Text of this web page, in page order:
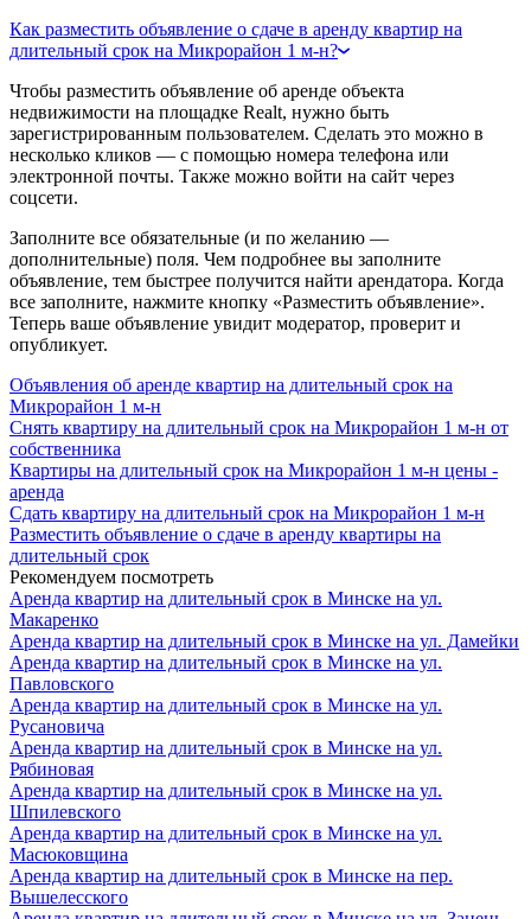
Как разместить объявление о сдаче в аренду квартир на
длительный срок на Микрорайон 1 м-н?
Чтобы разместить объявление об аренде объекта
недвижимости на площадке Realt, нужно быть
зарегистрированным пользователем. Сделать это можно в
несколько кликов — с помощью номера телефона или
электронной почты. Также можно войти на сайт через
соцсети.
Заполните все обязательные (и по желанию —
дополнительные) поля. Чем подробнее вы заполните
объявление, тем быстрее получится найти арендатора. Когда
все заполните, нажмите кнопку «Разместить объявление».
Теперь ваше объявление увидит модератор, проверит и
опубликует.
Объявления об аренде квартир на длительный срок на
Микрорайон 1 м-н
Снять квартиру на длительный срок на Микрорайон 1 м-н от
собственника
Квартиры на длительный срок на Микрорайон 1 м-н цены -
аренда
Сдать квартиру на длительный срок на Микрорайон 1 м-н
Разместить объявление о сдаче в аренду квартиры на
длительный срок
Рекомендуем посмотреть
Аренда квартир на длительный срок в Минске на ул.
Макаренко
Аренда квартир на длительный срок в Минске на ул. Дамейки
Аренда квартир на длительный срок в Минске на ул.
Павловского
Аренда квартир на длительный срок в Минске на ул.
Русановича
Аренда квартир на длительный срок в Минске на ул.
Рябиновая
Аренда квартир на длительный срок в Минске на ул.
Шпилевского
Аренда квартир на длительный срок в Минске на ул.
Масюковщина
Аренда квартир на длительный срок в Минске на пер.
Вышелесского